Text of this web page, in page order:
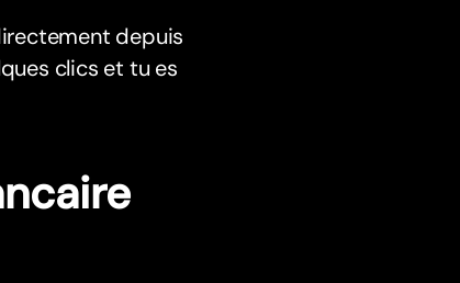
depuis
clics et tu es